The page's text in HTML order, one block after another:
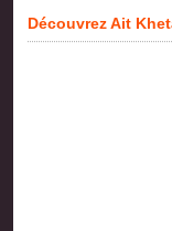
Découvrez Ait